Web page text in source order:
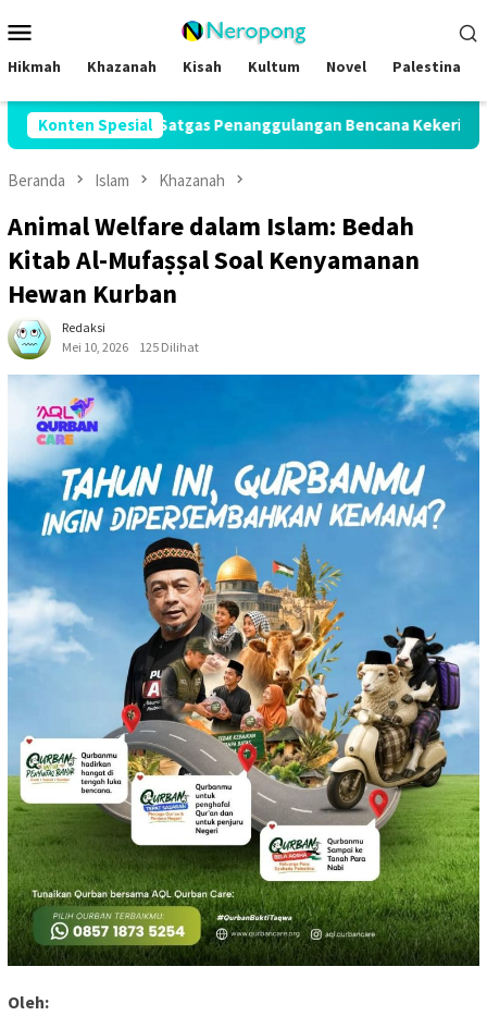
ke
kontenMobile
Hikmah Khazanah Kisah Kultum Novel Palestina
Konten Spesial
Satgas Penanggulangan Bencana Kekeringan di Seluruh
Beranda Islam Khazanah
Animal Welfare dalam Islam: Bedah
Kitab Al-Mufaṣṣal Soal Kenyamanan
Hewan Kurban
Redaksi
Mei 10, 2026
125 Dilihat
Oleh: